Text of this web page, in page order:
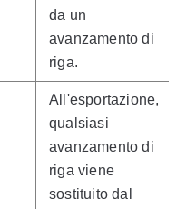
da un
avanzamento di
riga.
All'esportazione,
qualsiasi
avanzamento di
riga viene
sostituito dal